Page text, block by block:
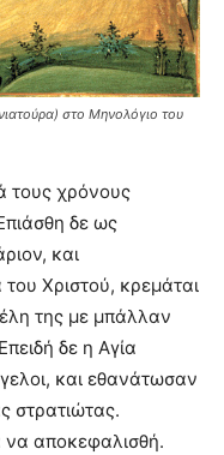
στο Μηνολόγιο του
τους χρόνους
δε ως
και
Xριστού, κρεμάται
της με μπάλλαν
δε η Aγία
και εθανάτωσαν
στρατιώτας.
να αποκεφαλισθή.